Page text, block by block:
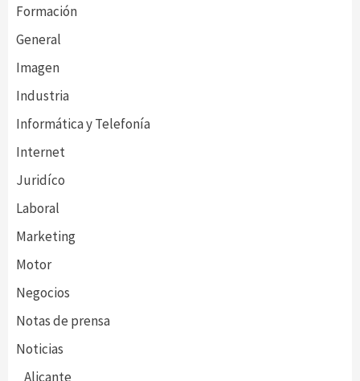
Formación
General
Imagen
Industria
Informática y Telefonía
Internet
Juridíco
Laboral
Marketing
Motor
Negocios
Notas de prensa
Noticias
Alicante